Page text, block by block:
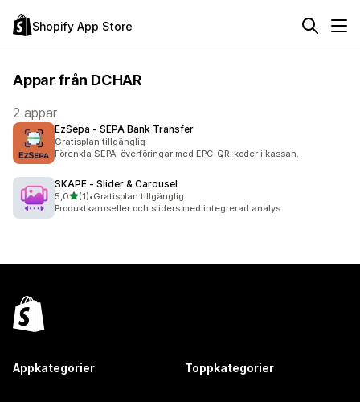
Shopify App Store
Appar från DCHAR
2 appar
EzSepa ‑ SEPA Bank Transfer
Gratisplan tillgänglig
Förenkla SEPA-överföringar med EPC-QR-koder i kassan.
SKAPE ‑ Slider & Carousel
5,0av 5 stjärnor
(1)
1 recensioner totalt
•Gratisplan tillgänglig
Produktkaruseller och sliders med integrerad analys
Appkategorier Toppkategorier